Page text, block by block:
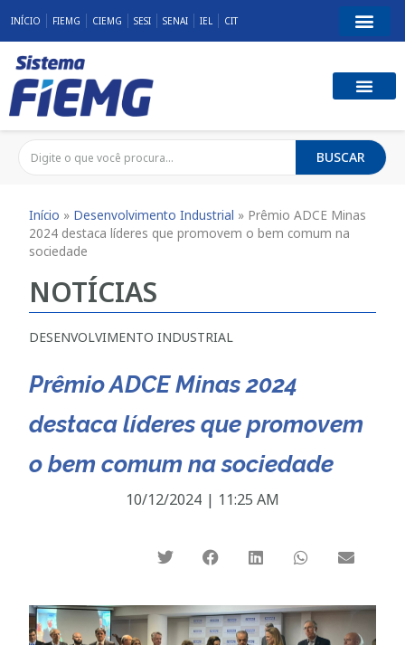
INÍCIO FIEMG CIEMG SESI SENAI IEL CIT
BUSCAR
Início » Desenvolvimento Industrial » Prêmio ADCE Minas
2024 destaca líderes que promovem o bem comum na
sociedade
NOTÍCIAS
DESENVOLVIMENTO INDUSTRIAL
Prêmio ADCE Minas 2024
destaca líderes que promovem
o bem comum na sociedade
10/12/2024 | 11:25 AM